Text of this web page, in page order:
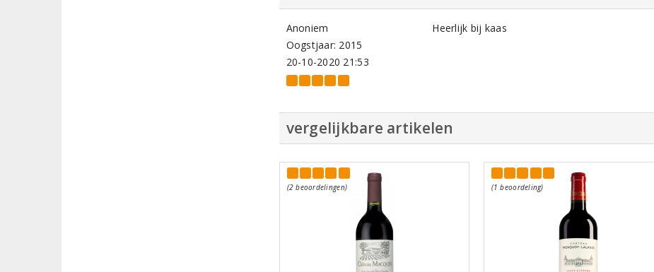
Anoniem
Oogstjaar: 2015
20-10-2020 21:53
Heerlijk bij kaas
vergelijkbare artikelen
(2 beoordelingen) (1 beoordeling)